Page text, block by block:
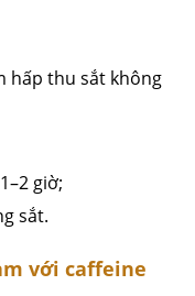
hấp thu sắt không
giờ;
sắt.
với caffeine